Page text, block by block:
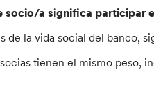
socio/a significa participar
de la vida social del banco,
tienen el mismo peso,